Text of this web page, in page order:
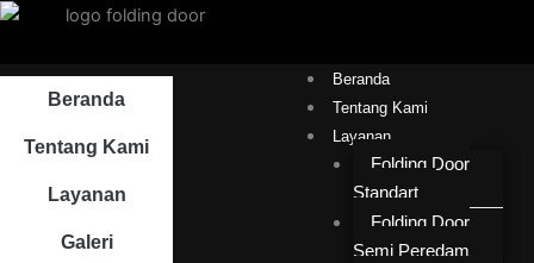
Lewati
Beranda
Tentang Kami
Layanan
Galeri
Beranda
Tentang Kami
Layanan
Folding Door
Standart
Folding Door
Semi Peredam